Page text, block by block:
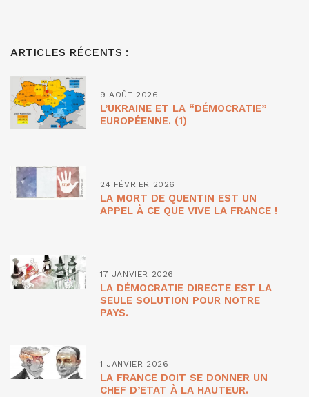
ARTICLES RÉCENTS :
9 AOÛT 2026
L’UKRAINE ET LA “DÉMOCRATIE”
EUROPÉENNE. (1)
24 FÉVRIER 2026
LA MORT DE QUENTIN EST UN
APPEL À CE QUE VIVE LA FRANCE !
17 JANVIER 2026
LA DÉMOCRATIE DIRECTE EST LA
SEULE SOLUTION POUR NOTRE
PAYS.
1 JANVIER 2026
LA FRANCE DOIT SE DONNER UN
CHEF D’ETAT À LA HAUTEUR.